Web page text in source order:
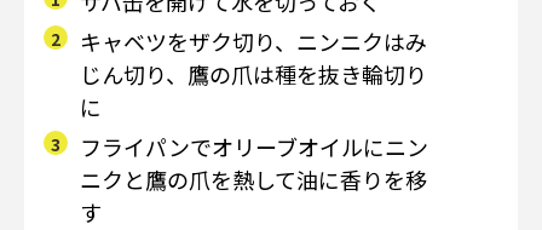
キャベツをザク切り、ニンニクはみ
じん切り、鷹の爪は種を抜き輪切り
に
フライパンでオリーブオイルにニン
ニクと鷹の爪を熱して油に香りを移
す